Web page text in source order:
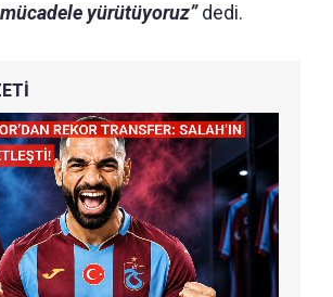
yürütüyoruz”dedi.